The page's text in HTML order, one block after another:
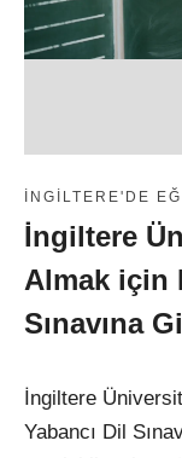
İNGILTERE'DE
İngiltere
Almak için
Sınavına
İngiltere
Yabancı Dil